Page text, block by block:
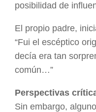
posibilidad de
El propio padre,
“Fui el escéptico
decía era tan
común…”
Perspectivas
Sin embargo,